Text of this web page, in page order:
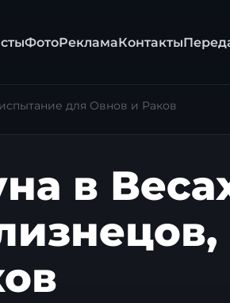
ФотоРекламаКонтакты
для Овнов и Раков
в